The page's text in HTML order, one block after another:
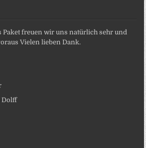
Paket freuen wir uns natürlich sehr und
Vielen lieben Dank.
Dolff